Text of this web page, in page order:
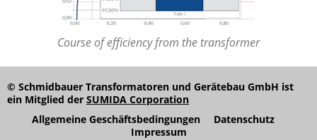
Course of efficiency from the transformer
© Schmidbauer Transformatoren und Gerätebau GmbH ist
ein Mitglied der SUMIDA Corporation
Allgemeine Geschäftsbedingungen
Datenschutz
Impressum